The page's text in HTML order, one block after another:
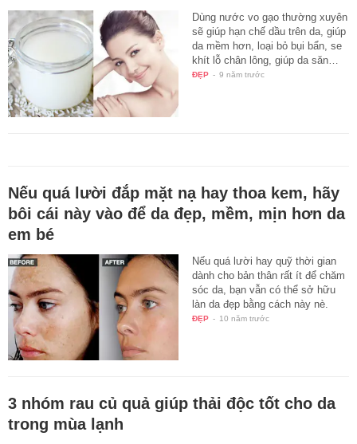
Dùng nước vo gạo thường xuyên
sẽ giúp hạn chế dầu trên da, giúp
da mềm hơn, loại bỏ bụi bẩn, se
khít lỗ chân lông, giúp da săn…
ĐẸP - 9 năm trước
Nếu quá lười đắp mặt nạ hay thoa kem, hãy
bôi cái này vào để da đẹp, mềm, mịn hơn da
em bé
Nếu quá lười hay quỹ thời gian
dành cho bản thân rất ít để chăm
sóc da, bạn vẫn có thể sở hữu
làn da đẹp bằng cách này nè.
ĐẸP - 10 năm trước
3 nhóm rau củ quả giúp thải độc tốt cho da
trong mùa lạnh